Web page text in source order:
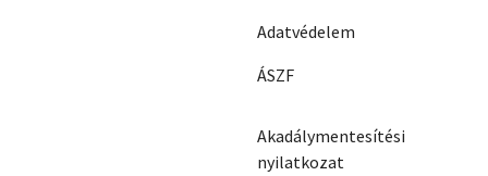
Adatvédelem
ÁSZF
Akadálymentesítési
nyilatkozat